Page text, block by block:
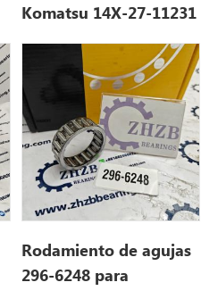
Komatsu 14X-27-11231
Rodamiento de agujas
296-6248 para